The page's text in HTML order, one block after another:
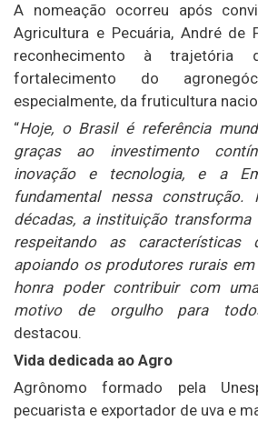
A nomeação ocorreu após
Agricultura e Pecuária, André de
reconhecimento à trajetória
fortalecimento do
especialmente, da fruticultura
“Hoje, o Brasil é referência
graças ao investimento
inovação e tecnologia, e a
fundamental nessa
décadas, a instituição
respeitando as
apoiando os produtores rurais
honra poder contribuir com
motivo de orgulho para
destacou.
Vida dedicada ao Agro
Agrônomo formado pela
pecuarista e exportador de uva e